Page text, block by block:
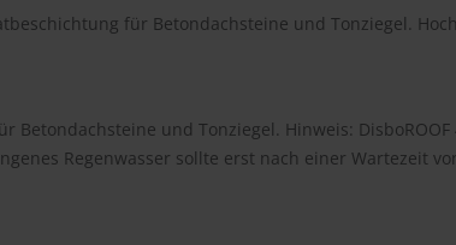
für Betondachsteine und Tonziegel.
Betondachsteine und Tonziegel. Hinweis:
Regen­wasser sollte erst nach einer Wartezeit